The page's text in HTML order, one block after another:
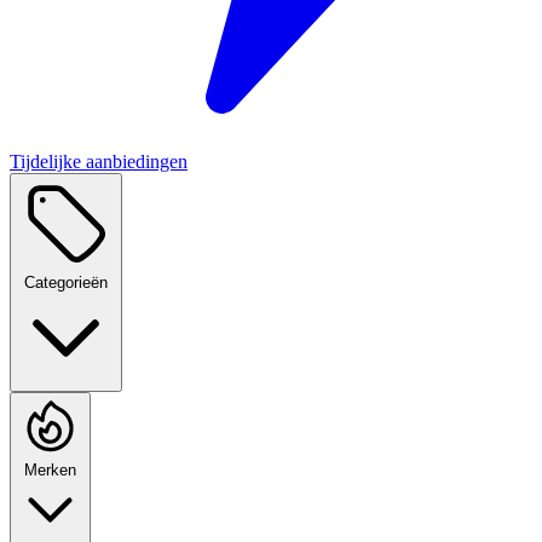
Tijdelijke aanbiedingen
Categorieën
Merken